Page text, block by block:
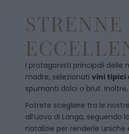
I protagonisti principali delle
madre, selezionati vini tipici
spumanti dolci o brut.
Potrete scegliere tra le nostre
all’uovo di Langa, seguendo la
natalizie per renderle uniche